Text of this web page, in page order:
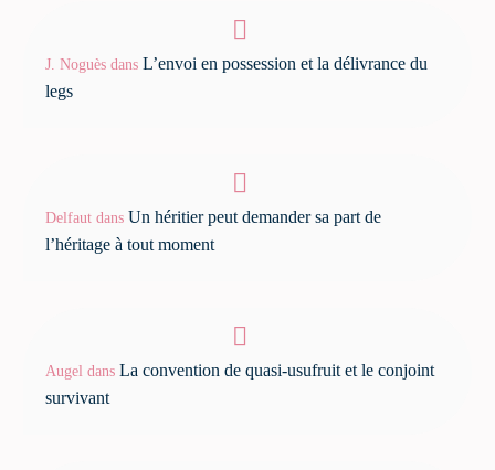
J. Noguès dans L’envoi en possession et la délivrance du
legs
Delfaut dans Un héritier peut demander sa part de
l’héritage à tout moment
Augel dans La convention de quasi-usufruit et le conjoint
survivant